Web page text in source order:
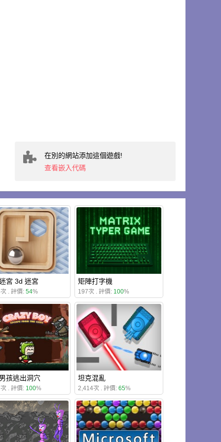
在別的網站添加這個遊戲!
查看嵌入代碼
宮 3d 迷宮
. 評價: 54%
矩陣打字機
197次 . 評價: 100%
孩逃出洞穴
. 評價: 100%
坦克混亂
2,414次 . 評價: 65%